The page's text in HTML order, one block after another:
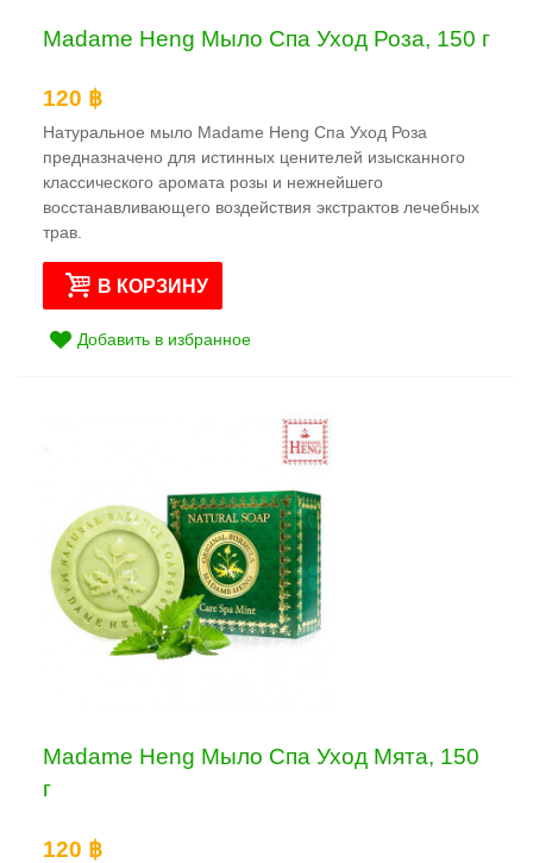
Madame Heng Мыло Спа Уход Роза, 150 г
120 ฿
Натуральное мыло Madame Heng Спа Уход Роза
предназначено для истинных ценителей изысканного
классического аромата розы и нежнейшего
восстанавливающего воздействия экстрактов лечебных
трав.
В КОРЗИНУ
Добавить в избранное
Madame Heng Мыло Спа Уход Мята, 150
г
120 ฿